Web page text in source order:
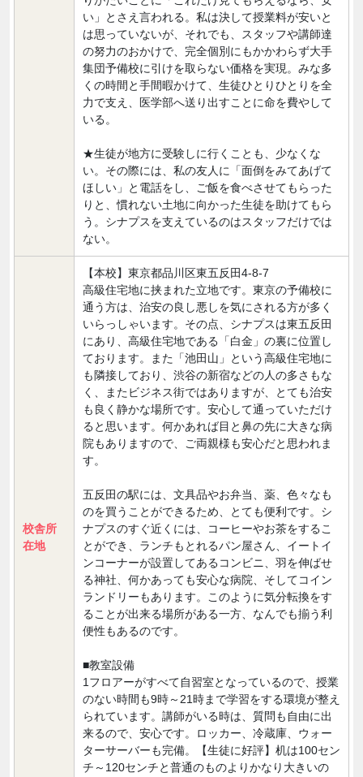
い」とさえ言われる。私は決して授業料が安いと
は思っていないが、それでも、スタッフや講師達
の努力のおかけで、完全個別にもかかわらず大手
集団予備校に引けを取らない価格を実現。みな多
くの時間と手間暇かけて、生徒ひとりひとりを全
力で支え、医学部へ送り出すことに命を費やして
いる。
★生徒が地方に受験しに行くことも、少なくな
い。その際には、私の友人に「面倒をみてあげて
ほしい」と電話をし、ご飯を食べさせてもらった
りと、慣れない土地に向かった生徒を助けてもら
う。シナプスを支えているのはスタッフだけでは
ない。
校舎所
在地
【本校】東京都品川区東五反田4-8-7
高級住宅地に挟まれた立地です。東京の予備校に
通う方は、治安の良し悪しを気にされる方が多く
いらっしゃいます。その点、シナプスは東五反田
にあり、高級住宅地である「白金」の裏に位置し
ております。また「池田山」という高級住宅地に
も隣接しており、渋谷の新宿などの人の多さもな
く、またビジネス街ではありますが、とても治安
も良く静かな場所です。安心して通っていただけ
ると思います。何かあれば目と鼻の先に大きな病
院もありますので、ご両親様も安心だと思われま
す。
五反田の駅には、文具品やお弁当、薬、色々なも
のを買うことができるため、とても便利です。シ
ナプスのすぐ近くには、コーヒーやお茶をするこ
とができ、ランチもとれるパン屋さん、イートイ
ンコーナーが設置してあるコンビニ、羽を伸ばせ
る神社、何かあっても安心な病院、そしてコイン
ランドリーもあります。このように気分転換をす
ることが出来る場所がある一方、なんでも揃う利
便性もあるのです。
■教室設備
1フロアーがすべて自習室となっているので、授業
のない時間も9時～21時まで学習をする環境が整え
られています。講師がいる時は、質問も自由に出
来るので、安心です。ロッカー、冷蔵庫、ウォー
ターサーバーも完備。【生徒に好評】机は100セン
チ～120センチと普通のものよりかなり大きいの